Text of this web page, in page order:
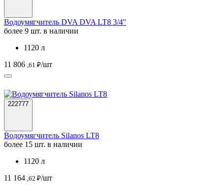
Водоумягчитель DVA DVA LT8 3/4"
более 9 шт. в наличии
1120 л
11 806 ,61 ₽/шт
222777
Водоумягчитель Silanos LT8
более 15 шт. в наличии
1120 л
11 164 ,62 ₽/шт